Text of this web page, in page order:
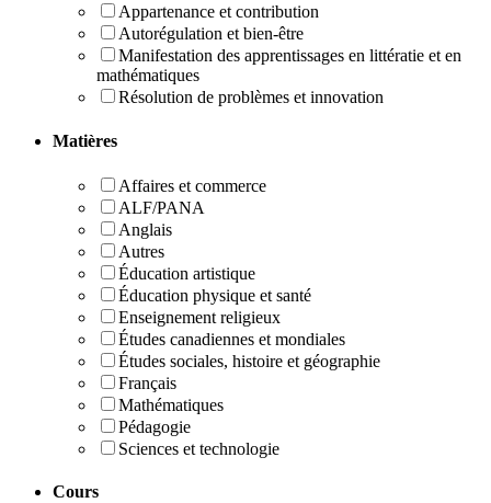
Appartenance et contribution
Autorégulation et bien-être
Manifestation des apprentissages en littératie et en
mathématiques
Résolution de problèmes et innovation
Matières
Affaires et commerce
ALF/PANA
Anglais
Autres
Éducation artistique
Éducation physique et santé
Enseignement religieux
Études canadiennes et mondiales
Études sociales, histoire et géographie
Français
Mathématiques
Pédagogie
Sciences et technologie
Cours